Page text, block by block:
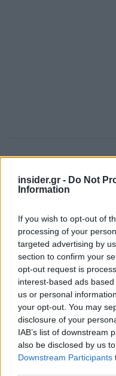
insider.gr - Do Not
Information
If you wish to opt-out of
processing of your
targeted advertising by
section to confirm your
opt-out request is
interest-based ads
us or personal
your opt-out. You may
disclosure of your
IAB’s list of downstream
also be disclosed by us
Downstream Participants
πρώτοι όλες τιςειδήσεις